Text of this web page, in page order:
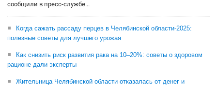
сообщили в пресс-службе...
Когда сажать рассаду перцев в Челябинской области-2025:
полезные советы для лучшего урожая
Как снизить риск развития рака на 10–20%: советы о здоровом
рационе дали эксперты
Жительница Челябинской области отказалась от денег и